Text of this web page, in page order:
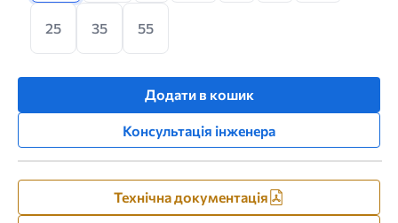
25 35 55
Додати в кошик
Консультація інженера
Технічна документація